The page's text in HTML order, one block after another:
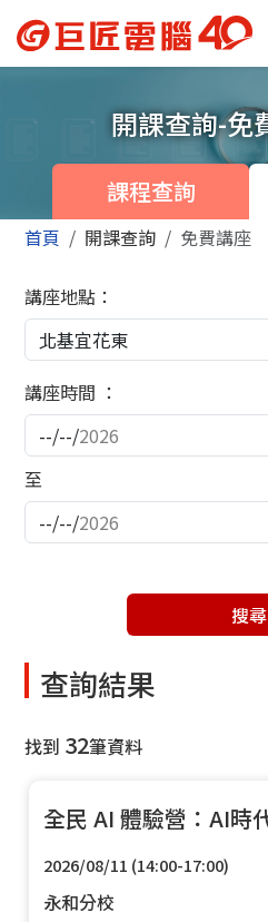
開課查詢-免
課程查詢
首頁 開課查詢 免費講座
講座地點：
講座時間 ：
至
搜尋
查詢結果
找到 32筆資料
全民 AI 體驗營：AI時
2026/08/11 (14:00-17:00)
永和分校